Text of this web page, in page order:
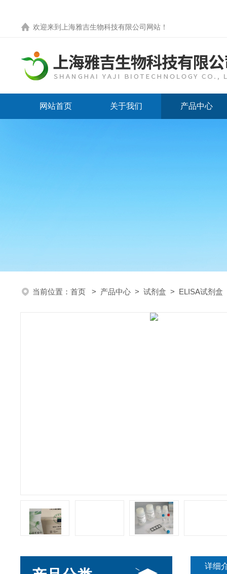
欢迎来到 上海雅吉生物科技有限公司网站 ！
网站首页 关于我们 产品中心
当前位置： 首页 > 产品中心 > 试剂盒 > ELISA试剂盒
详细